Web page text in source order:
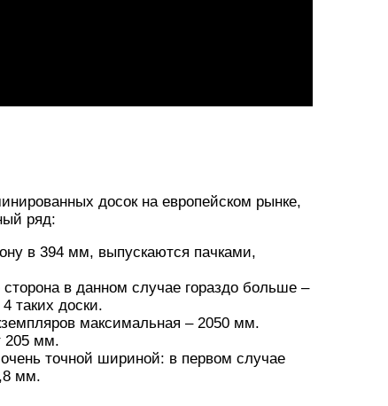
досок на европейском рынке,
ряд:
в 394 мм, выпускаются пачками,
в данном случае гораздо больше –
таких доски.
максимальная – 2050 мм.
205 мм.
точной шириной: в первом случае
мм.